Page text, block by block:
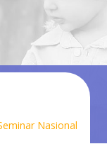
CAREER
House dan
Nasional